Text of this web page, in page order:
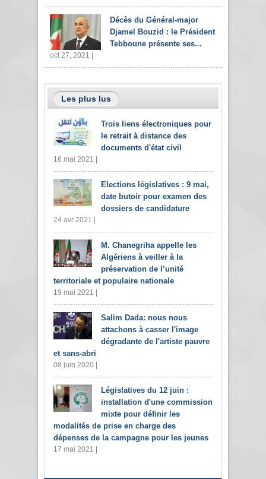
Décès du Général-major
Djamel Bouzid : le Président
Tebboune présente ses...
oct 27, 2021 |
Les plus lus
Trois liens électroniques pour
le retrait à distance des
documents d'état civil
16 mai 2021 |
Elections législatives : 9 mai,
date butoir pour examen des
dossiers de candidature
24 avr 2021 |
M. Chanegriha appelle les
Algériens à veiller à la
préservation de l’unité
territoriale et populaire nationale
19 mai 2021 |
Salim Dada: nous nous
attachons à casser l'image
dégradante de l'artiste pauvre
et sans-abri
08 juin 2020 |
Législatives du 12 juin :
installation d'une commission
mixte pour définir les
modalités de prise en charge des
dépenses de la campagne pour les jeunes
17 mai 2021 |